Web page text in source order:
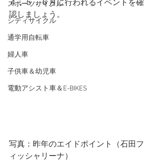
スポーツサイクル
シティサイクル
通学用自転車
婦人車
子供車＆幼児車
電動アシスト車＆E-BIKES
４，５，６月に行われるイベントを確
認しましょう。
写真：昨年のエイドポイント（石田フ
ィッシャリーナ）